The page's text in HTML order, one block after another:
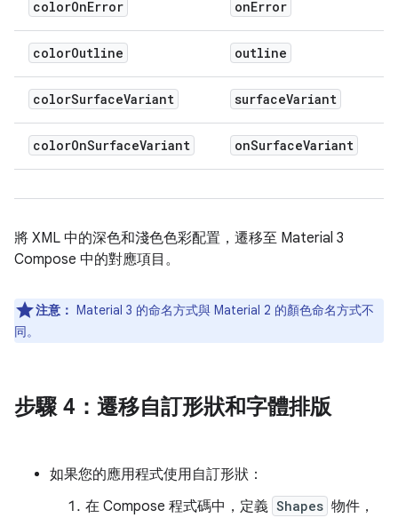
colorOnError onError
colorOutline outline
colorSurfaceVariant surfaceVariant
colorOnSurfaceVariant onSurfaceVariant
將 XML 中的深色和淺色色彩配置，遷移至 Material 3
Compose 中的對應項目。
注意： Material 3 的命名方式與 Material 2 的顏色命名方式不
同。
步驟 4：遷移自訂形狀和字體排版
如果您的應用程式使用自訂形狀：
在 Compose 程式碼中，定義 Shapes 物件，